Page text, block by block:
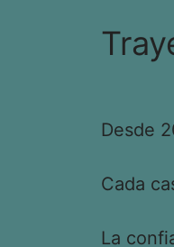
Desde
Cada
La